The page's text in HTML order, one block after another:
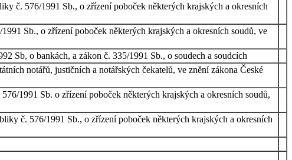
č. 576/1991 Sb., o zřízení poboček některých krajských a okresních
Sb., o zřízení poboček některých krajských a okresních soudů, ve
Sb, o bankách, a zákon č. 335/1991 Sb., o soudech a soudcích
notářů, justičních a notářských čekatelů, ve znění zákona České
1991 Sb. o zřízení poboček některých krajských a okresních soudů,
č. 576/1991 Sb., o zřízení poboček některých krajských a okresních